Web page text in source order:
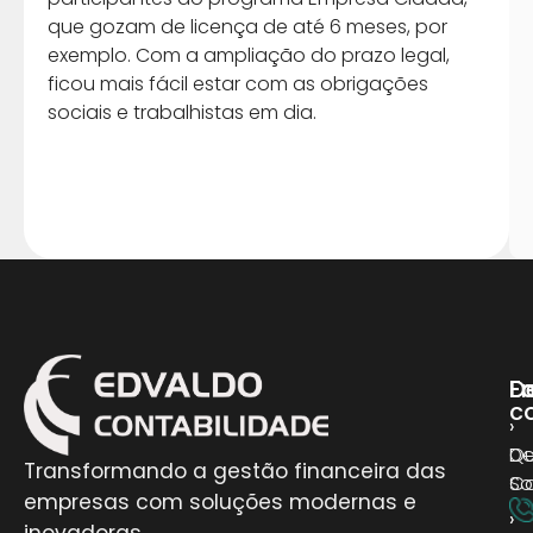
que gozam de licença de até 6 meses, por
exemplo. Com a ampliação do prazo legal,
ficou mais fácil estar com as obrigações
sociais e trabalhistas em dia.
Transformando a gestão financeira das
empresas com soluções modernas e
›
›
›
›